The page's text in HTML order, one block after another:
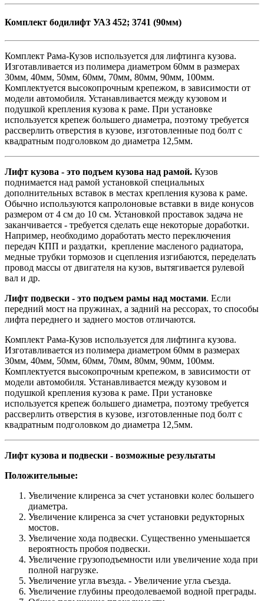
Комплект бодилифт УАЗ 452; 3741 (90мм)
Комплект Рама-Кузов используется для лифтинга кузова.
Изготавливается из полимера диаметром 60мм в размерах
30мм, 40мм, 50мм, 60мм, 70мм, 80мм, 90мм, 100мм.
Комплектуется высокопрочным крепежом, в зависимости от
модели автомобиля. Устанавливается между кузовом и
подушкой крепления кузова к раме. При установке
используется крепеж большего диаметра, поэтому требуется
рассверлить отверстия в кузове, изготовленные под болт с
квадратным подголовком до диаметра 12,5мм.
Лифт кузова - это подъем кузова над рамой. Кузов
поднимается над рамой установкой специальных
дополнительных вставок в местах крепления кузова к раме.
Обычно используются капролоновые вставки в виде конусов
размером от 4 см до 10 см. Установкой проставок задача не
заканчивается - требуется сделать еще некоторые доработки.
Например, необходимо доработать место переключения
передач КПП и раздатки, крепление масленого радиатора,
медные трубки тормозов и сцепления изгибаются, переделать
провод массы от двигателя на кузов, вытягивается рулевой
вал и др.
Лифт подвески - это подъем рамы над мостами. Если
передний мост на пружинах, а задний на рессорах, то способы
лифта переднего и заднего мостов отличаются.
Комплект Рама-Кузов используется для лифтинга кузова.
Изготавливается из полимера диаметром 60мм в размерах
30мм, 40мм, 50мм, 60мм, 70мм, 80мм, 90мм, 100мм.
Комплектуется высокопрочным крепежом, в зависимости от
модели автомобиля. Устанавливается между кузовом и
подушкой крепления кузова к раме. При установке
используется крепеж большего диаметра, поэтому требуется
рассверлить отверстия в кузове, изготовленные под болт с
квадратным подголовком до диаметра 12,5мм.
Лифт кузова и подвески - возможные результаты
Положительные:
Увеличение клиренса за счет установки колес большего
диаметра.
Увеличение клиренса за счет установки редукторных
мостов.
Увеличение хода подвески. Существенно уменьшается
вероятность пробоя подвески.
Увеличение грузоподъемности или увеличение хода при
полной нагрузке.
Увеличение угла въезда. - Увеличение угла съезда.
Увеличение глубины преодолеваемой водной преграды.